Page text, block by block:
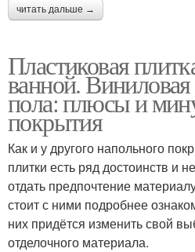
читать дальше →
Пластиковая
ванной.
пола: плюсы и
покрытия
Как и у другого напольного
плитки есть ряд достоинств и
отдать предпочтение
стоит с ними подробнее
них придётся изменить свой
отделочного материала.